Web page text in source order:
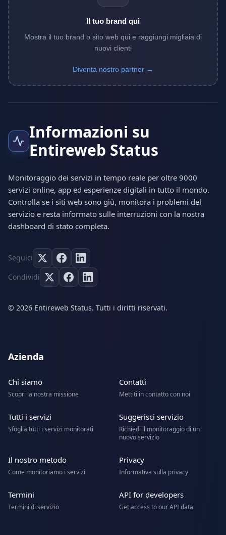
Il tuo brand qui
Mostra il tuo brand o sito web qui e raggiungi migliaia di
nuovi clienti
Diventa nostro partner →
Informazioni su
Entireweb Status
Monitoraggio dei servizi in tempo reale per oltre 9000
servizi online, app ed esperienze digitali in tutto il mondo.
Controlla se i siti web sono giù, monitora i problemi del
servizio e resta informato sulle interruzioni con la nostra
dashboard di stato completa.
Seguici
Condividi
© 2026 Entireweb Status. Tutti i diritti riservati.
Azienda
Chi siamo
Scopri la nostra missione
Contatti
Mettiti in contatto con noi
Tutti i servizi
Sfoglia tutti i servizi monitorati
Suggerisci servizio
Richiedi il monitoraggio di un
nuovo servizio
Il nostro metodo
Come monitoriamo i servizi
Privacy
Informativa sulla privacy
Termini
Termini di servizio
API for developers
Get access to our API data